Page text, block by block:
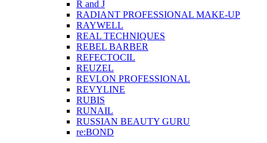
R and J
RADIANT PROFESSIONAL MAKE-UP
RAYWELL
REAL TECHNIQUES
REBEL BARBER
REFECTOCIL
REUZEL
REVLON PROFESSIONAL
REVYLINE
RUBIS
RUNAIL
RUSSIAN BEAUTY GURU
re:BOND